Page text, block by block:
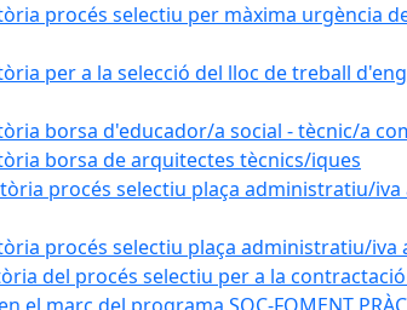
procés selectiu per màxima
per a la selecció del lloc de treball
borsa d'educador/a social - tècnic/a
borsa de arquitectes tècnics/iques
procés selectiu plaça administratiu/
procés selectiu plaça administratiu/iva
del procés selectiu per a la